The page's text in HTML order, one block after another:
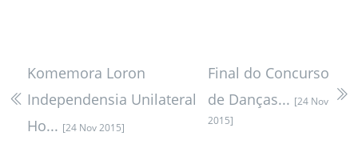
Komemora Loron
Independensia Unilateral
Ho... [24 Nov 2015]
Final do Concurso
de Danças... [24 Nov
2015]